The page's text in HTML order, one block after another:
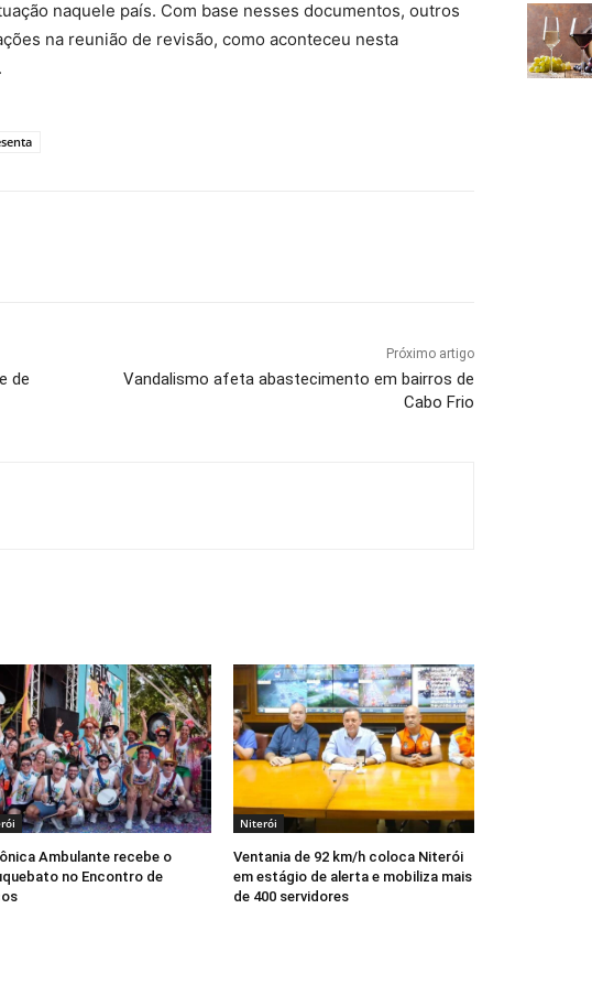
naquele país. Com base nesses documentos, outros
na reunião de revisão, como aconteceu nesta
de
Próximo artigo
Vandalismo afeta abastecimento em bairros de
Cabo Frio
Ambulante recebe o
no Encontro de
Niterói
Ventania de 92 km/h coloca Niterói
em estágio de alerta e mobiliza mais
de 400 servidores